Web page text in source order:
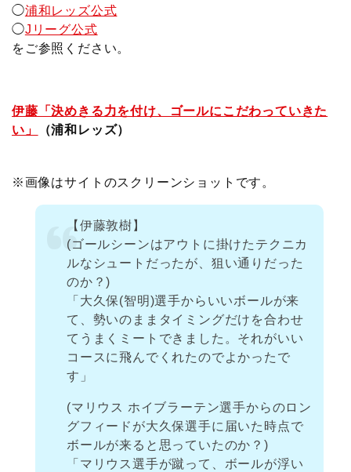
k
◯浦和レッズ公式
◯Jリーグ公式
をご参照ください。
伊藤「決めきる力を付け、ゴールにこだわっていきた
い」
（浦和レッズ）
※画像はサイトのスクリーンショットです。
【伊藤敦樹】
(ゴールシーンはアウトに掛けたテクニカ
ルなシュートだったが、狙い通りだった
のか？)
「大久保(智明)選手からいいボールが来
て、勢いのままタイミングだけを合わせ
てうまくミートできました。それがいい
コースに飛んでくれたのでよかったで
す」
(マリウス ホイブラーテン選手からのロン
グフィードが大久保選手に届いた時点で
ボールが来ると思っていたのか？)
「マリウス選手が蹴って、ボールが浮い